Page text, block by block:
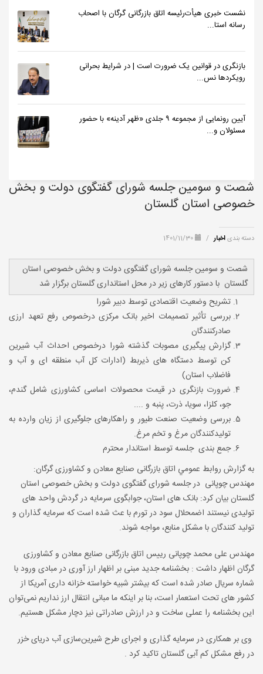
نشست خبری هیأت‌رئیسه اتاق بازرگانی گرگان با اصحاب
رسانه استا...
بازنگری در قوانین یک ضرورت است | در شرایط بحرانی
رویکردها نس...
آیین رونمایی از مجموعه ۹ جلدی «ظهر آدینه» با حضور
مسئولان و...
شصت و سومین جلسه شورای گفتگوی دولت و بخش
خصوصی استان گلستان
دسته بندیاخبار /
شصت و سومین جلسه شورای گفتگوی دولت و بخش خصوصی استان
گلستان با دستور کارهای زیر در محل استانداری گلستان برگزار شد
تشریح وضعیت اقتصادی توسط دبیر شورا
بررسی تأثیر تصمیمات اخیر بانک مرکزی درخصوص رفع تعهد ارزی
صادرکنندگان
گزارش پیگیری مصوبات گذشته شورا درخصوص احداث آب شیرین
کن توسط دستگاه های ذیربط (ادارات کل آب منطقه ای و آب و
فاضلاب استان)
ضرورت بازنگری در قیمت محصولات اساسی کشاورزی شامل گندم،
جو، کلزا، سویا، ذرت، پنبه و ....
بررسی وضعیت صنعت طیور و راهکارهای جلوگیری از زیان وارده به
تولیدکنندگان مرغ و تخم مرغ.
جمع بندی جلسه توسط استاندار محترم
به گزارش روابط عمومي اتاق بازرگانی صنایع معادن و کشاورزی گرگان:
مهندس چوپانی در جلسه شورای گفتگوی دولت و بخش خصوصی استان
گلستان بیان کرد: بانک های استان، جوابگوی سرمایه در گردش واحد های
تولیدی نیستند اضمحلال سود در تورم با عث شده است که سرمایه گذاران و
تولید کنندگان با مشکل منابع، مواجه شوند.
مهندس علی محمد چوپانی رییس اتاق بازرگانی صنایع معادن و کشاورزی
گرگان اظهار داشت : بخشنامه جدید مبنی بر اظهار ارز آوری در مبادی ورود با
شماره سریال صادر شده است که بیشتر شبیه خواسته خزانه داری آمریکا از
کشور های تحت استعمار است، بنا بر اینکه ما مبانی انتقال ارز نداریم نمی‌توان
این بخشنامه را عملی ساخت و در ارزش صادراتی نیز دچار مشکل هستیم.
وی بر همکاری در سرمایه گذاری و اجرای طرح شیرین‌سازی آب دریای خزر
در رفع مشکل کم آبی گلستان تاکید کرد .